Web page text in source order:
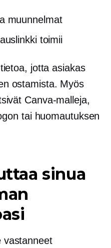
muunnelmat
toimii
jotta asiakas
ostamista. Myös
Canva-malleja,
tai huomautuksen
sinua
vastanneet